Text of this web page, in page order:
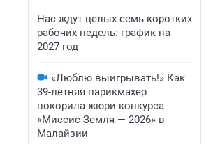
Нас ждут целых семь коротких
рабочих недель: график на
2027 год
«Люблю выигрывать!» Как
39-летняя парикмахер
покорила жюри конкурса
«Миссис Земля — 2026» в
Малайзии